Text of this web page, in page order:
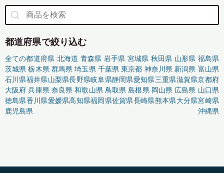
都道府県で絞り込む
全ての都道府県 北海道 青森県 岩手県 宮城県 秋田県 山形県 福島県
茨城県 栃木県 群馬県 埼玉県 千葉県 東京都 神奈川県 新潟県 富山県
石川県福井県山梨県長野県岐阜県静岡県愛知県三重県滋賀県京都府
大阪府 兵庫県 奈良県 和歌山県 鳥取県 島根県 岡山県 広島県 山口県
徳島県香川県愛媛県高知県福岡県佐賀県長崎県熊本県大分県宮崎県
鹿児島県
沖縄県